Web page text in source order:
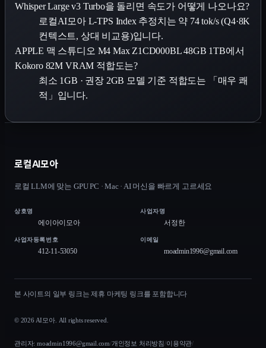
Whisper Large v3 Turbo을 돌리면 속도가 어떻게 나오나요?
로컬AI모아 L-TPS Index 추정치는 약 74 tok/s (Q4·8K
컨텍스트, 상대 비교용)입니다.
APPLE 맥 스튜디오 M4 Max Z1CD000BL 48GB 1TB에서
Kokoro 82M VRAM 적합도는?
최소 1GB · 권장 2GB 모델 기준 적합도는 「매우 쾌
적」입니다.
로컬AI모아
로컬 LLM에 맞는 GPU PC · Mac · AI 머신을 빠르게 고르세요
상호명
에이아이모아
사업자명
서정한
사업자등록번호
412-11-53050
이메일
moadmin1996@gmail.com
본 사이트의 일부 링크는 제휴 마케팅 링크를 포함합니다
© 2026 AI모아. All rights reserved.
관리자: moadmin1996@gmail.com/개인정보 처리방침/이용약관/